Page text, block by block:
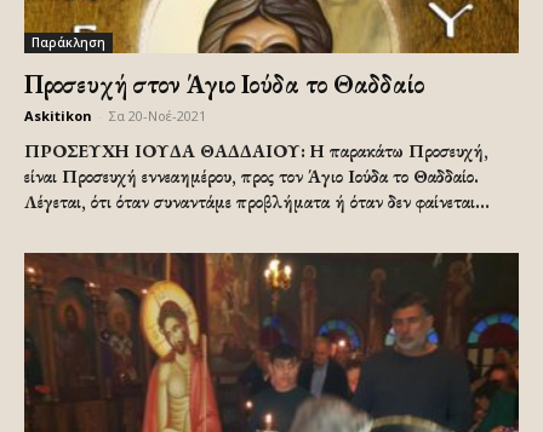
Παράκληση
Προσευχή στον Άγιο Ιούδα το Θαδδαίο
Askitikon Σα 20-Νοέ-2021
ΠΡΟΣΕΥΧΗ ΙΟΥΔΑ ΘΑΔΔΑΙΟΥ: Η παρακάτω Προσευχή,
είναι Προσευχή εννεαημέρου, προς τον Άγιο Ιούδα το Θαδδαίο.
Λέγεται, ότι όταν συναντάμε προβλήματα ή όταν δεν φαίνεται...